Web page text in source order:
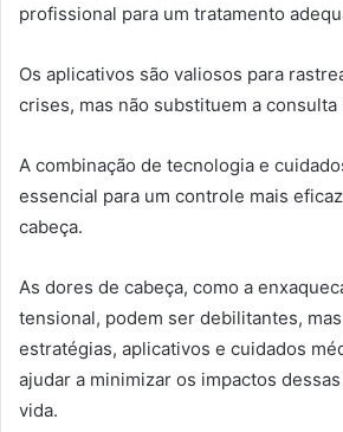
profissional para um tratamento
Os aplicativos são valiosos para
crises, mas não substituem a consulta
A combinação de tecnologia e
essencial para um controle mais
cabeça.
As dores de cabeça, como a
tensional, podem ser debilitantes,
estratégias, aplicativos e cuidados
ajudar a minimizar os impactos
vida.